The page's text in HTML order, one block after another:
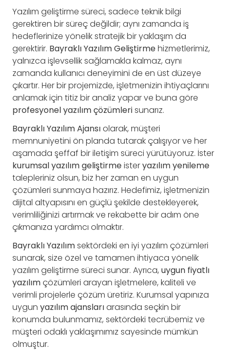
Yazılım geliştirme süreci, sadece teknik bilgi
gerektiren bir süreç değildir; aynı zamanda iş
hedeflerinize yönelik stratejik bir yaklaşım da
gerektirir. Bayraklı Yazılım Geliştirmehizmetlerimiz,
yalnızca işlevsellik sağlamakla kalmaz, aynı
zamanda kullanıcı deneyimini de en üst düzeye
çıkartır. Her bir projemizde, işletmenizin ihtiyaçlarını
anlamak için titiz bir analiz yapar ve buna göre
profesyonel yazılım çözümlerisunarız.
Bayraklı Yazılım Ajansıolarak, müşteri
memnuniyetini ön planda tutarak çalışıyor ve her
aşamada şeffaf bir iletişim süreci yürütüyoruz. İster
kurumsal yazılım geliştirmeisteryazılım yenileme
talepleriniz olsun, biz her zaman en uygun
çözümleri sunmaya hazırız. Hedefimiz, işletmenizin
dijital altyapısını en güçlü şekilde destekleyerek,
verimliliğinizi artırmak ve rekabette bir adım öne
çıkmanıza yardımcı olmaktır.
Bayraklı Yazılımsektördeki en iyi yazılım çözümleri
sunarak, size özel ve tamamen ihtiyaca yönelik
yazılım geliştirme süreci sunar. Ayrıca, uygun fiyatlı
yazılımçözümleri arayan işletmelere, kaliteli ve
verimli projelerle çözüm üretiriz. Kurumsal yapınıza
uygun yazılım ajanslarıarasında seçkin bir
konumda bulunmamız, sektördeki tecrübemiz ve
müşteri odaklı yaklaşımımız sayesinde mümkün
olmuştur.